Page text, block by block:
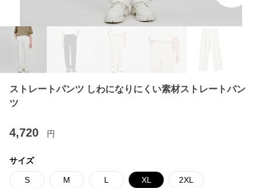
ストレートパンツ しわになりにくい素材ストレートパン
ツ
4,720 円
サイズ
S M L XL 2XL